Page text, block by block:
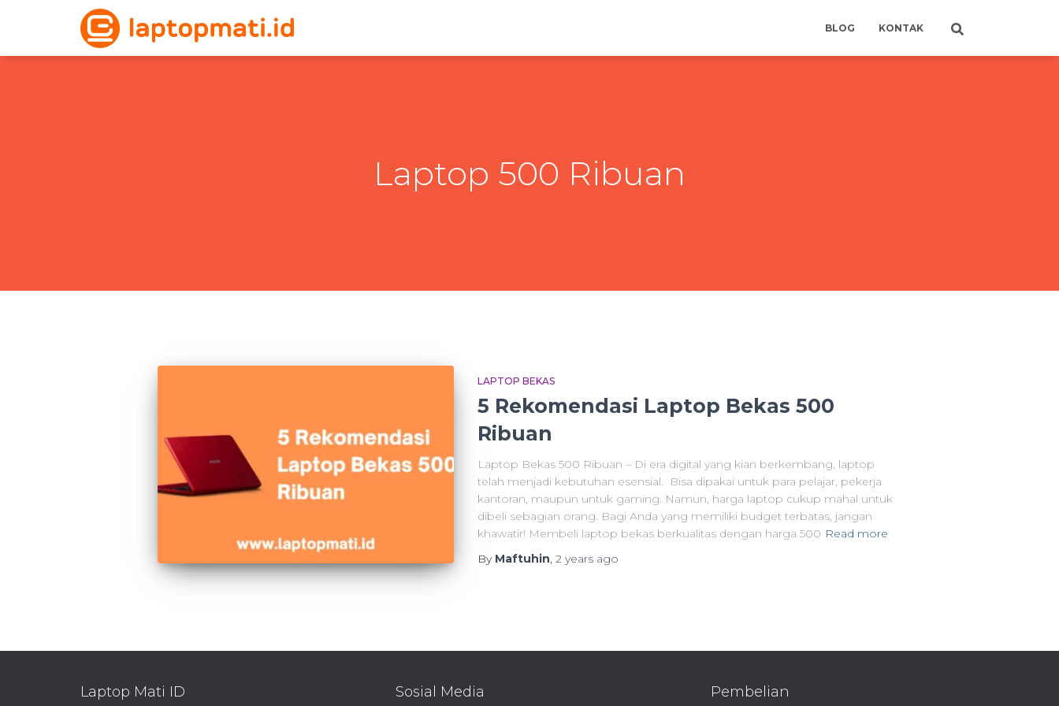
BLOG KONTAK
Laptop 500 Ribuan
LAPTOP BEKAS
5 Rekomendasi Laptop Bekas 500
Ribuan
Laptop Bekas 500 Ribuan – Di era digital yang kian berkembang, laptop
telah menjadi kebutuhan esensial. Bisa dipakai untuk para pelajar, pekerja
kantoran, maupun untuk gaming. Namun, harga laptop cukup mahal untuk
dibeli sebagian orang. Bagi Anda yang memiliki budget terbatas, jangan
khawatir! Membeli laptop bekas berkualitas dengan harga 500 Read more
By Maftuhin, 2 yearsago
Laptop Mati ID Sosial Media Pembelian